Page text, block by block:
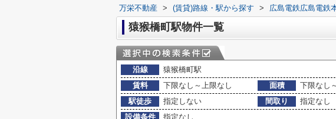
万栄不動産 > (賃貸)路線・駅から探す > 広島電鉄広島電鉄
猿猴橋町駅物件一覧
沿線
猿猴橋町駅
賃料
下限なし～上限なし 面積 下限なし
駅徒歩
指定しない 間取り
指定なし
設備条件
指定なし